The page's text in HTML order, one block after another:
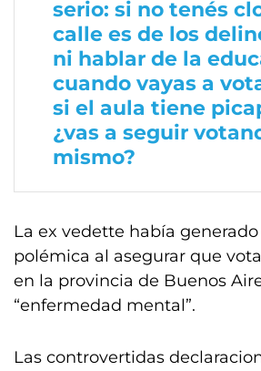
serio: si no tenés
calle es de los
ni hablar de la
cuando vayas a
si el aula tiene
¿vas a seguir
mismo?
La ex vedette había
polémica al asegurar que
en la provincia de Buenos
“enfermedad mental”.
Las controvertidas